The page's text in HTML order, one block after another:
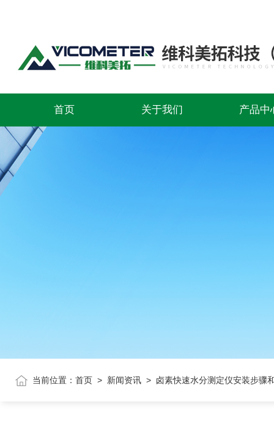
首页 关于我们 产品中
当前位置： 首页 > 新闻资讯 > 卤素快速水分测定仪安装步骤